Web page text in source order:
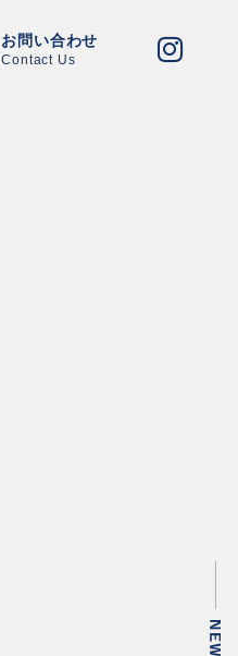
お問い合わせ
Contact Us